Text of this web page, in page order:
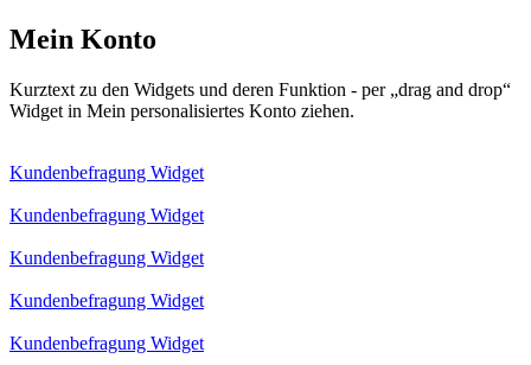
Mein Konto
Kurztext zu den Widgets und deren Funktion - per „drag and drop“
Widget in Mein personalisiertes Konto ziehen.
Kundenbefragung Widget
Kundenbefragung Widget
Kundenbefragung Widget
Kundenbefragung Widget
Kundenbefragung Widget